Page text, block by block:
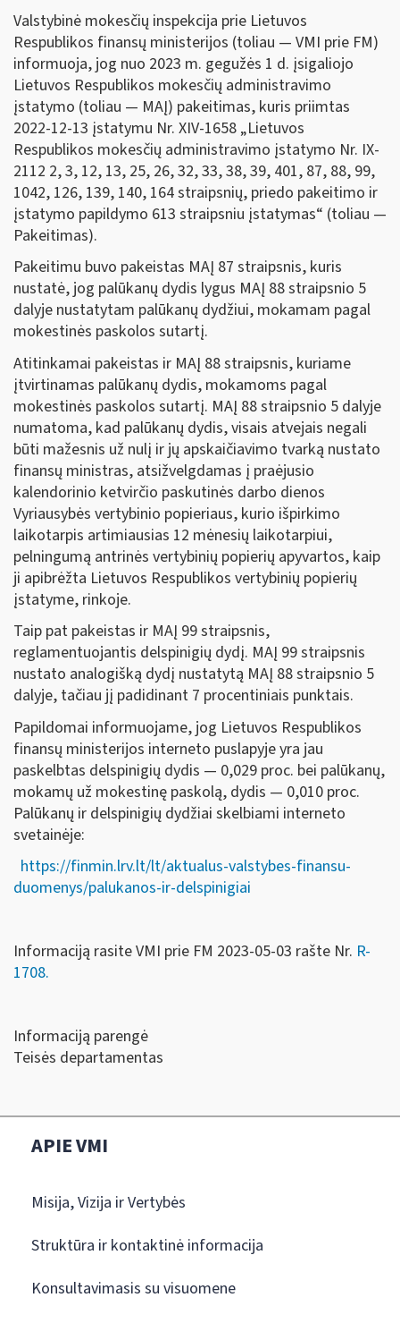
Valstybinė mokesčių inspekcija prie Lietuvos
Respublikos finansų ministerijos (toliau — VMI prie FM)
informuoja, jog nuo 2023 m. gegužės 1 d. įsigaliojo
Lietuvos Respublikos mokesčių administravimo
įstatymo (toliau — MAĮ) pakeitimas, kuris priimtas
2022-12-13 įstatymu Nr. XIV-1658 „Lietuvos
Respublikos mokesčių administravimo įstatymo Nr. IX-
2112 2, 3, 12, 13, 25, 26, 32, 33, 38, 39, 401, 87, 88, 99,
1042, 126, 139, 140, 164 straipsnių, priedo pakeitimo ir
įstatymo papildymo 613 straipsniu įstatymas“ (toliau —
Pakeitimas).
Pakeitimu buvo pakeistas MAĮ 87 straipsnis, kuris
nustatė, jog palūkanų dydis lygus MAĮ 88 straipsnio 5
dalyje nustatytam palūkanų dydžiui, mokamam pagal
mokestinės paskolos sutartį.
Atitinkamai pakeistas ir MAĮ 88 straipsnis, kuriame
įtvirtinamas palūkanų dydis, mokamoms pagal
mokestinės paskolos sutartį. MAĮ 88 straipsnio 5 dalyje
numatoma, kad palūkanų dydis, visais atvejais negali
būti mažesnis už nulį ir jų apskaičiavimo tvarką nustato
finansų ministras, atsižvelgdamas į praėjusio
kalendorinio ketvirčio paskutinės darbo dienos
Vyriausybės vertybinio popieriaus, kurio išpirkimo
laikotarpis artimiausias 12 mėnesių laikotarpiui,
pelningumą antrinės vertybinių popierių apyvartos, kaip
ji apibrėžta Lietuvos Respublikos vertybinių popierių
įstatyme, rinkoje.
Taip pat pakeistas ir MAĮ 99 straipsnis,
reglamentuojantis delspinigių dydį. MAĮ 99 straipsnis
nustato analogišką dydį nustatytą MAĮ 88 straipsnio 5
dalyje, tačiau jį padidinant 7 procentiniais punktais.
Papildomai informuojame, jog Lietuvos Respublikos
finansų ministerijos interneto puslapyje yra jau
paskelbtas delspinigių dydis — 0,029 proc. bei palūkanų,
mokamų už mokestinę paskolą, dydis — 0,010 proc.
Palūkanų ir delspinigių dydžiai skelbiami interneto
svetainėje:
https://finmin.lrv.lt/lt/aktualus-valstybes-finansu-
duomenys/palukanos-ir-delspinigiai
Informaciją rasite VMI prie FM 2023-05-03 rašte Nr. R-
1708.
Informaciją parengė
Teisės departamentas
APIE VMI
Misija, Vizija ir Vertybės
Struktūra ir kontaktinė informacija
Konsultavimasis su visuomene